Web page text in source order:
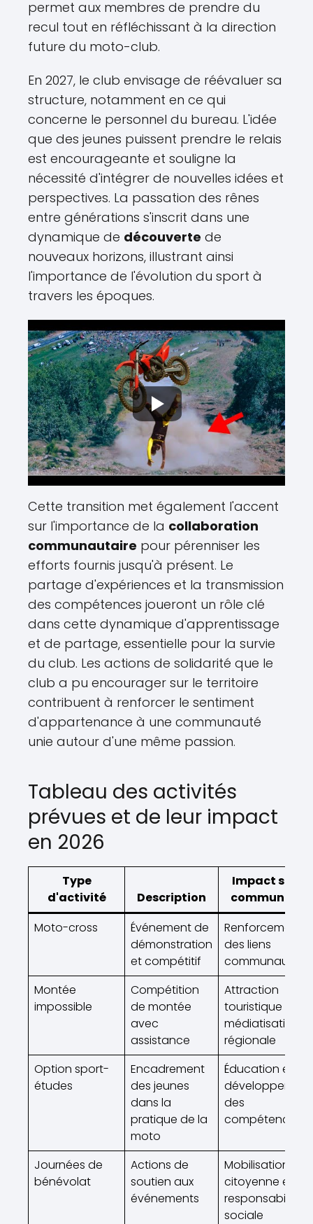
permet aux membres de prendre du
recul tout en réfléchissant à la direction
future du moto-club.
En 2027, le club envisage de réévaluer sa
structure, notamment en ce qui
concerne le personnel du bureau. L'idée
que des jeunes puissent prendre le relais
est encourageante et souligne la
nécessité d'intégrer de nouvelles idées et
perspectives. La passation des rênes
entre générations s'inscrit dans une
dynamique de découverte de
nouveaux horizons, illustrant ainsi
l'importance de l'évolution du sport à
travers les époques.
Cette transition met également l'accent
sur l'importance de la collaboration
communautaire pour pérenniser les
efforts fournis jusqu'à présent. Le
partage d'expériences et la transmission
des compétences joueront un rôle clé
dans cette dynamique d'apprentissage
et de partage, essentielle pour la survie
du club. Les actions de solidarité que le
club a pu encourager sur le territoire
contribuent à renforcer le sentiment
d'appartenance à une communauté
unie autour d'une même passion.
Tableau des activités
prévues et de leur impact
en 2026
Type
d'activité
Description
Impact sur la
communauté
Moto-cross
Événement de
démonstration
et compétitif
Renforcement
des liens
Montée
impossible
Compétition
de montée
avec
assistance
Attraction
touristique et
médiatisation
régionale
Option sport-
études
Encadrement
des jeunes
dans la
pratique de la
moto
Éducation et
développement
des
compétences
Journées de
bénévolat
Actions de
soutien aux
événements
Mobilisation
citoyenne et
responsabilité
sociale